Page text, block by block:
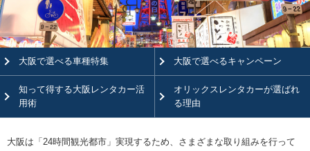
大阪で選べる車種特集 大阪で選べるキャンペーン
知って得する大阪レンタカー活
用術
オリックスレンタカーが選ばれ
る理由
大阪は「24時間観光都市」実現するため、さまざまな取り組みを行って